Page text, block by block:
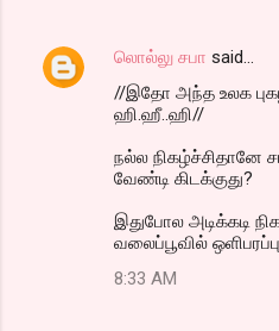
லொல்லு சபா said…
//இதோ அந்த உலக
ஹி.ஹீ..ஹி//
நல்ல நிகழ்ச்சிதானே
வேண்டி கிடக்குது?
இதுபோல அடிக்கடி
வலைப்பூவில்
8:33 AM